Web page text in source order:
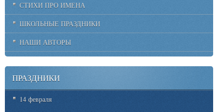
СТИХИ ПРО ИМЕНА
ШКОЛЬНЫЕ ПРАЗДНИКИ
НАШИ АВТОРЫ
ПРАЗДНИКИ
14 февраля